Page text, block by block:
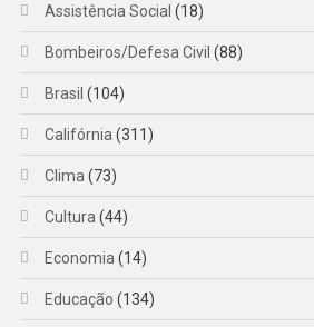
Assistência Social (18)
Bombeiros/Defesa Civil (88)
Brasil (104)
Califórnia (311)
Clima (73)
Cultura (44)
Economia (14)
Educação (134)